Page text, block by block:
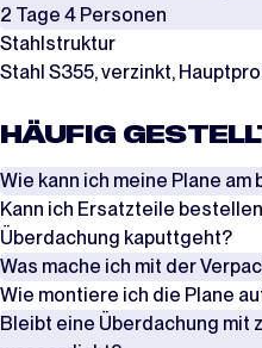
2 Tage 4 Personen
Stahlstruktur
Stahl S355, verzinkt,
HÄUFIG
Wie kann ich meine Plane
Überprüfen Sie regelmäßig die
Windverbände, insbesondere
starkem Schneefall. Entfernen
Überlastung zu vermeiden.
Kann ich Ersatzteile
Überdachung kaputtgeht?
Ja, es ist möglich, Ersatzteile zu
Überdachung kaputtgeht. In den
durch den Austausch eines Teils
Was mache ich mit der
Die Planen werden in Kartons
und Holzkisten geliefert werden.
Wie montiere ich die Plane
Es gibt zwei Möglichkeiten, die
Bleibt eine Überdachung mit